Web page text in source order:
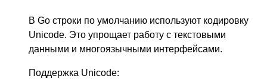
В Go строки по умолчанию используют кодировку
Unicode. Это упрощает работу с текстовыми
данными и многоязычными интерфейсами.
Поддержка Unicode: